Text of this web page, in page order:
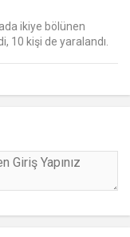
tutmak
ikiye bölünen
10 kişi de yaralandı.